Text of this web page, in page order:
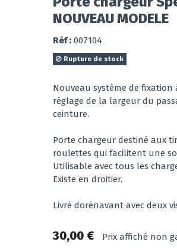
NOUVEAU MODELE
Réf : 007104
Rupture de stock
Nouveau système de
réglage de la largeur du
ceinture.
Porte chargeur destiné aux
roulettes qui facilitent une
Utilisable avec tous les
Existe en droitier.
Livré dorénavant avec deux
30,00 € Prix affiché non